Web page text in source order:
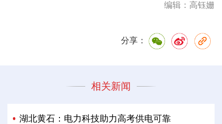
编辑：高钰姗
分享：
相关新闻
湖北黄石：电力科技助力高考供电可靠